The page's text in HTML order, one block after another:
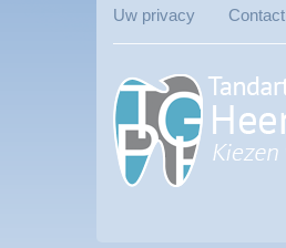
Uw privacy
Contact